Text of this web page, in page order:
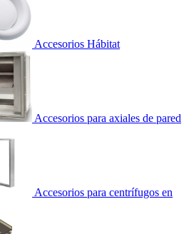
Accesorios Hábitat
Accesorios para axiales de pared
Accesorios para centrífugos en